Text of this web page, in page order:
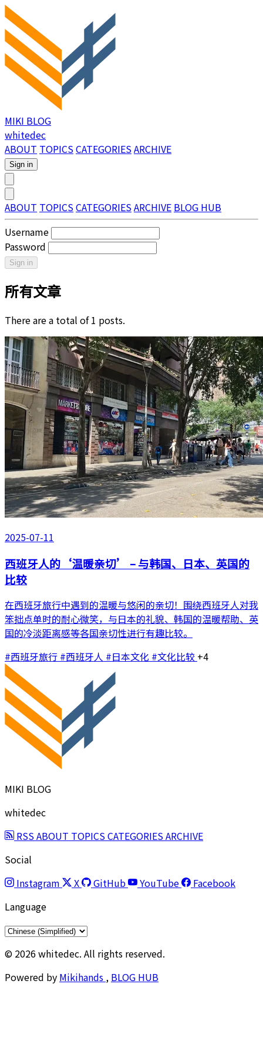
MIKI BLOG
whitedec
ABOUT TOPICSCATEGORIESARCHIVE
Sign in
ABOUT TOPICSCATEGORIESARCHIVE BLOG HUB
Username
Password
Sign in
所有文章
There are a total of 1 posts.
2025-07-11
西班牙人的‘温暖亲切’ – 与韩国、日本、英国的
比较
在西班牙旅行中遇到的温暖与悠闲的亲切！围绕西班牙人对我
笨拙点单时的耐心微笑，与日本的礼貌、韩国的温暖帮助、英
国的冷淡距离感等各国亲切性进行有趣比较。
#西班牙旅行 #西班牙人 #日本文化 #文化比较 +4
MIKI BLOG
whitedec
RSSABOUT TOPICSCATEGORIESARCHIVE
Social
Instagram
X GitHub YouTube
Facebook
Language
© 2026 whitedec. All rights reserved.
Powered by Mikihands , BLOG HUB